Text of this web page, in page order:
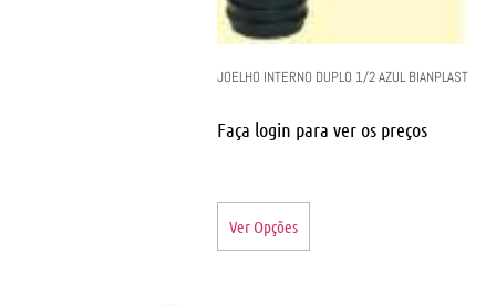
JOELHO INTERNO DUPLO 1/2 AZUL BIANPLAST
Faça login para ver os preços
Ver Opções